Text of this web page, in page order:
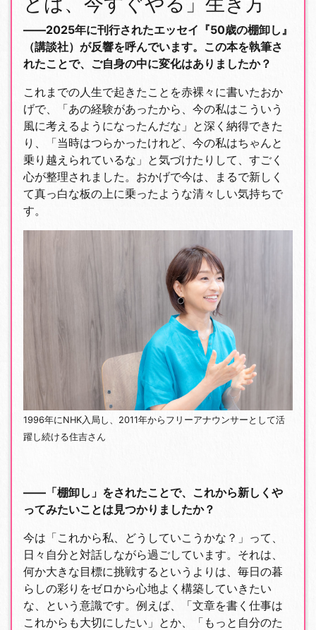
――2025年に刊行されたエッセイ『50歳の棚卸し』
（講談社）が反響を呼んでいます。この本を執筆さ
れたことで、ご自身の中に変化はありましたか？
これまでの人生で起きたことを赤裸々に書いたおか
げで、「あの経験があったから、今の私はこういう
風に考えるようになったんだな」と深く納得できた
り、「当時はつらかったけれど、今の私はちゃんと
乗り越えられているな」と気づけたりして、すごく
心が整理されました。おかげで今は、まるで新しく
て真っ白な板の上に乗ったような清々しい気持ちで
す。
1996年にNHK入局し、2011年からフリーアナウンサーとして活
躍し続ける住吉さん
――「棚卸し」をされたことで、これから新しくや
ってみたいことは見つかりましたか？
今は「これから私、どうしていこうかな？」って、
日々自分と対話しながら過ごしています。それは、
何か大きな目標に挑戦するというよりは、毎日の暮
らしの彩りをゼロから心地よく構築していきたい
な、という意識です。例えば、「文章を書く仕事は
これからも大切にしたい」とか、「もっと自分のた